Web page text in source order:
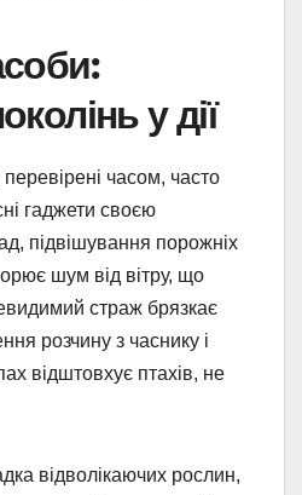
у дії
часом, часто
гаджети своєю
підвішування порожніх
шум від вітру, що
страж брязкає
розчину з часнику і
відштовхує птахів, не
відволікаючих рослин,